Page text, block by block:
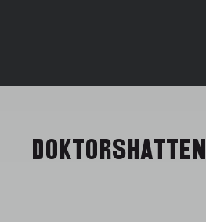
DOKTORSHATTEN